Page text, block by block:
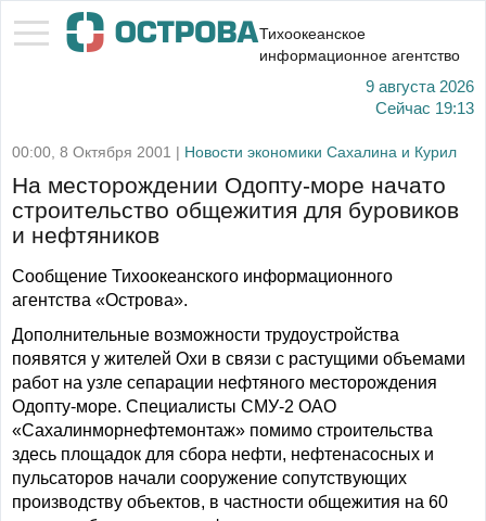
Тихоокеанское
информационное агентство
9 августа 2026
Сейчас 19:13
00:00, 8 Октября 2001 | Новости экономики Сахалина и Курил
На месторождении Одопту-море начато
строительство общежития для буровиков
и нефтяников
Сообщение Тихоокеанского информационного
агентства «Острова».
Дополнительные возможности трудоустройства
появятся у жителей Охи в связи с растущими объемами
работ на узле сепарации нефтяного месторождения
Одопту-море. Специалисты СМУ-2 ОАО
«Сахалинморнефтемонтаж» помимо строительства
здесь площадок для сбора нефти, нефтенасосных и
пульсаторов начали сооружение сопутствующих
производству объектов, в частности общежития на 60